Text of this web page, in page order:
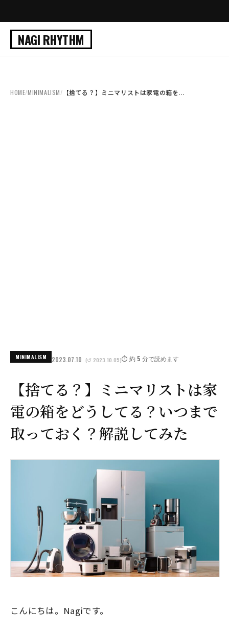
NAGI RHYTHM
HOME/MINIMALISM/ 【捨てる？】ミニマリストは家電の箱を...
MINIMALISM 2023.07.10 (↺ 2023.10.05)⏱️ 約 5 分で読めます
【捨てる？】ミニマリストは家
電の箱をどうしてる？いつまで
取っておく？解説してみた
こんにちは。Nagiです。